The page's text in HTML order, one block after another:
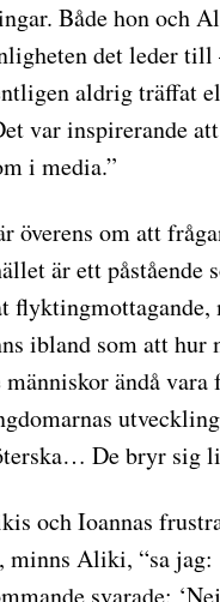
Både hon och
det leder
aldrig träffat
var inspirerande
i media.”
överens om att
är ett påstående
ibland som att
människor ändå
De bryr sig
och Ioannas
minns Aliki, “sa jag: